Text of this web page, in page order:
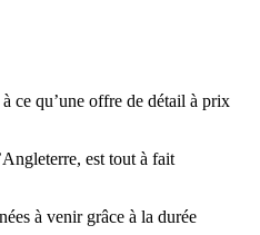
ce qu’une offre de détail à prix
est tout à fait
à venir grâce à la durée